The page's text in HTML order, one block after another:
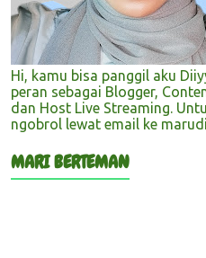
Hi, kamu bisa panggil aku
peran sebagai Blogger,
dan Host Live Streaming.
ngobrol lewat email ke
MARI BERTEMAN